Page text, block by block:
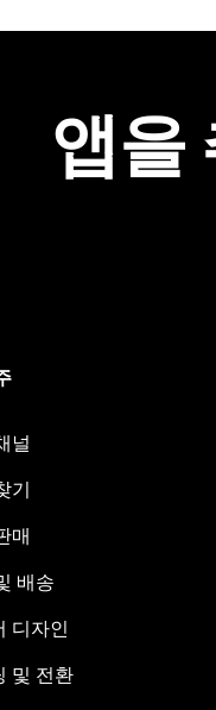
앱을
널
기
매
배송
디자인
및 전환